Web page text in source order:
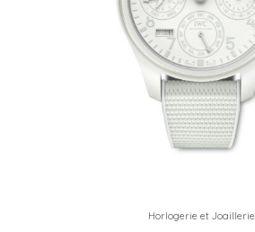
Horlogerie et Joaillerie